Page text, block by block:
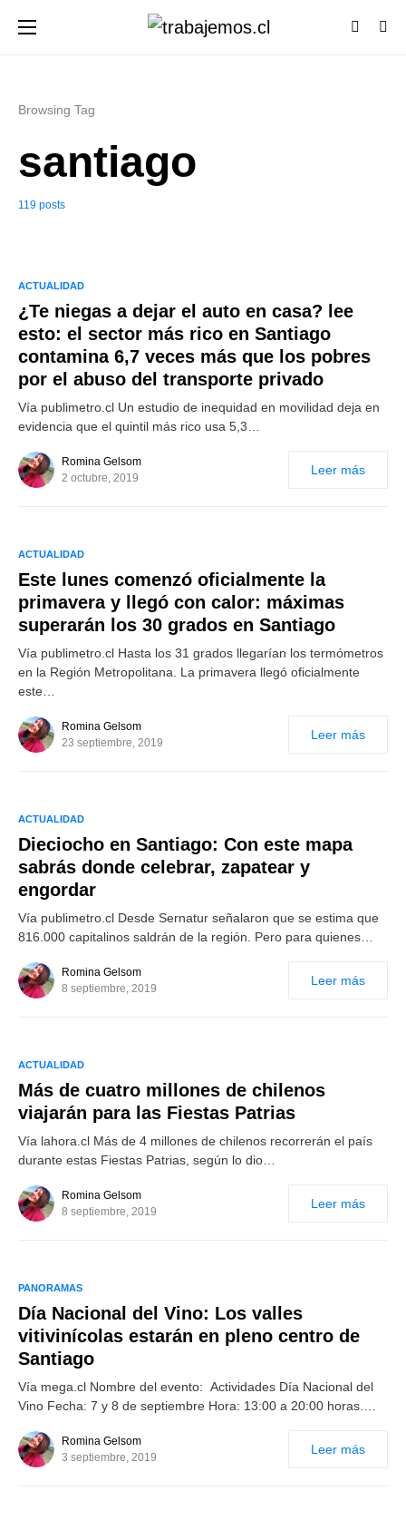
Browsing Tag
santiago
119 posts
ACTUALIDAD
¿Te niegas a dejar el auto en casa? lee
esto: el sector más rico en Santiago
contamina 6,7 veces más que los pobres
por el abuso del transporte privado
Vía publimetro.cl Un estudio de inequidad en movilidad deja en
evidencia que el quintil más rico usa 5,3…
Romina Gelsom
2 octubre, 2019
Leer más
ACTUALIDAD
Este lunes comenzó oficialmente la
primavera y llegó con calor: máximas
superarán los 30 grados en Santiago
Vía publimetro.cl Hasta los 31 grados llegarían los termómetros
en la Región Metropolitana. La primavera llegó oficialmente
este…
Romina Gelsom
23 septiembre, 2019
Leer más
ACTUALIDAD
Dieciocho en Santiago: Con este mapa
sabrás donde celebrar, zapatear y
engordar
Vía publimetro.cl Desde Sernatur señalaron que se estima que
816.000 capitalinos saldrán de la región. Pero para quienes…
Romina Gelsom
8 septiembre, 2019
Leer más
ACTUALIDAD
Más de cuatro millones de chilenos
viajarán para las Fiestas Patrias
Vía lahora.cl Más de 4 millones de chilenos recorrerán el país
durante estas Fiestas Patrias, según lo dio…
Romina Gelsom
8 septiembre, 2019
Leer más
PANORAMAS
Día Nacional del Vino: Los valles
vitivinícolas estarán en pleno centro de
Santiago
Vía mega.cl Nombre del evento: Actividades Día Nacional del
Vino Fecha: 7 y 8 de septiembre Hora: 13:00 a 20:00 horas.…
Romina Gelsom
3 septiembre, 2019
Leer más